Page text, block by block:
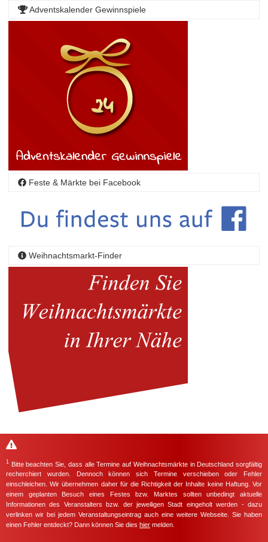
Adventskalender Gewinnspiele
Feste & Märkte bei Facebook
Weihnachtsmarkt-Finder
1
Bitte beachten Sie, dass alle Termine auf Weihnachtsmärkte in Deutschland sorgfältig
recherchiert wurden. Dennoch können sich Termine verschieben oder Fehler
einschleichen. Wir übernehmen daher für die Richtigkeit der Inhalte keine Haftung. Vor
einem geplanten Besuch eines Festes bzw. Marktes sollten unbedingt aktuelle
Informationen des Veranstalters bzw. der jeweiligen Stadt eingeholt werden - dazu
verlinken wir bei jedem Veranstaltungseintrag auch eine weitere Webseite. Sie haben
einen Fehler entdeckt? Dann können Sie dies hier melden.